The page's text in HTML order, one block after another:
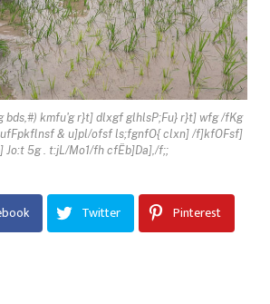
kmfu'g r}t] dlxgf glhlsP;Fu} r}t] wfg /fKg
& u]pl/ofsf ls;fgnfO{ clxn] /f]kfOFsf]
5g . t:jL/Mo1/fh cfËb]Da],/f;;
Twitter Pinterest